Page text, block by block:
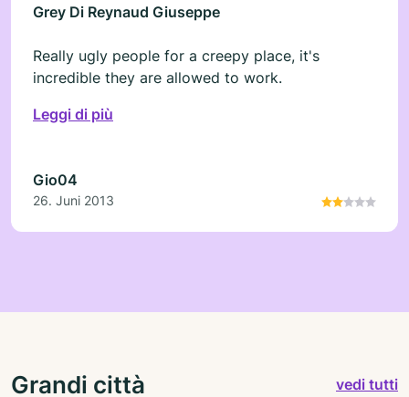
Grey Di Reynaud Giuseppe
Really ugly people for a creepy place, it's
incredible they are allowed to work.
Leggi di più
Gio04
26. Juni 2013
Grandi città vedi tutti